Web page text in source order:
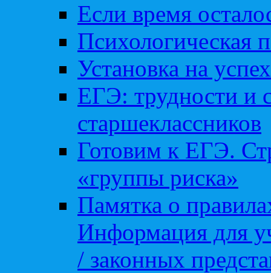
Если время
Психологическая
Установка на успех
ЕГЭ: трудности и
старшеклассников
Готовим к ЕГЭ.
«группы риска»
Памятка о
Информация для
/ законных